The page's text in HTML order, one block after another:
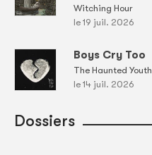
Witching Hour
le 19 juil. 2026
Boys Cry Too
The Haunted Youth
le 14 juil. 2026
Dossiers